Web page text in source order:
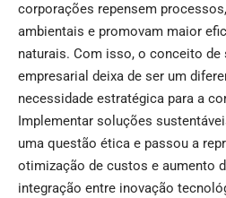
corporações repensem
ambientais e promovam maior
naturais. Com isso, o conceito de
empresarial deixa de ser um
necessidade estratégica para a
Implementar soluções
uma questão ética e passou a
otimização de custos e aumento
integração entre inovação